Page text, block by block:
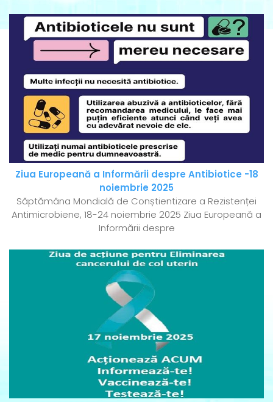
Ziua Europeană a Informării despre Antibiotice -18
noiembrie 2025
Săptămâna Mondială de Conștientizare a Rezistenței
Antimicrobiene, 18-24 noiembrie 2025 Ziua Europeană a
Informării despre